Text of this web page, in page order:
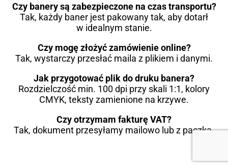
Czy banery są zabezpieczone na czas transportu?
Tak, każdy baner jest pakowany tak, aby dotarł
w idealnym stanie.
Czy mogę złożyć zamówienie online?
Tak, wystarczy przesłać maila z plikiem i danymi.
Jak przygotować plik do druku banera?
Rozdzielczość min. 100 dpi przy skali 1:1, kolory
CMYK, teksty zamienione na krzywe.
Czy otrzymam fakturę VAT?
Tak, dokument przesyłamy mailowo lub z paczką.